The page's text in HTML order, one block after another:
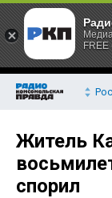
Житель
спорил
FREE